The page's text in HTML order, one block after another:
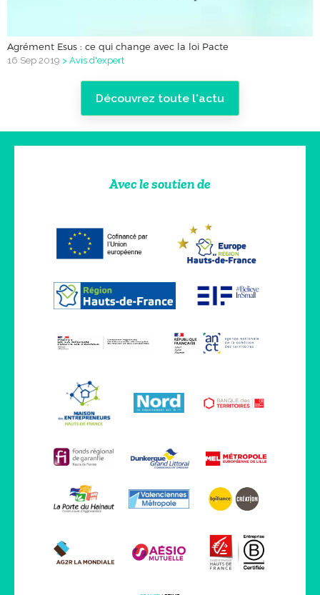
Agrément Esus : ce qui change avec la loi Pacte
16 Sep 2019 > Avis d'expert
Découvrez toute l'actu
Avec le soutien de